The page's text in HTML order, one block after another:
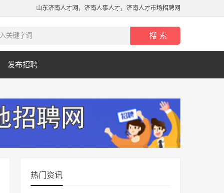
山东济南人才网，济南人事人才，济南人才市场招聘网
发布招聘
热门资讯